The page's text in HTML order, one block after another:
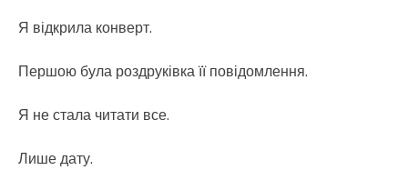
Я відкрила конверт.
Першою була роздруківка її повідомлення.
Я не стала читати все.
Лише дату.